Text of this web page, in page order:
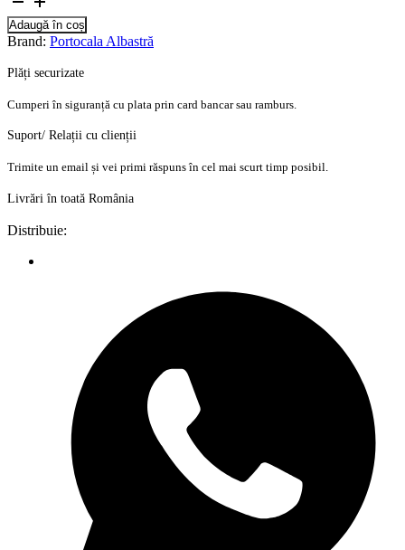
Adaugă în coș
Brand: Portocala Albastră
Plăți securizate
Cumperi în siguranță cu plata prin card bancar sau ramburs.
Suport/ Relații cu clienții
Trimite un email și vei primi răspuns în cel mai scurt timp posibil.
Livrări în toată România
Distribuie: